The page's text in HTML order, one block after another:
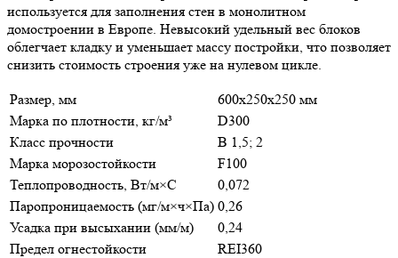
используется для заполнения стен в монолитном
домостроении в Европе. Невысокий удельный вес блоков
облегчает кладку и уменьшает массу постройки, что позволяет
снизить стоимость строения уже на нулевом цикле.
Размер, мм
600x250x250 мм
Марка по плотности, кг/м³
D300
Класс прочности
В 1,5; 2
Марка морозостойкости
F100
Теплопроводность, Вт/м×С
0,072
Паропроницаемость (мг/м×ч×Па) 0,26
Усадка при высыхании (мм/м)
0,24
Предел огнестойкости
REI360